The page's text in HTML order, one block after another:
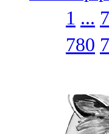
1 ...
780